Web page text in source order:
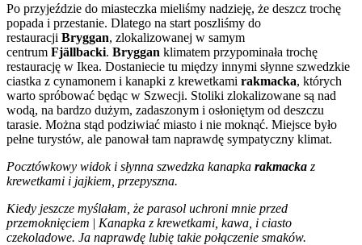
Po przyjeździe do miasteczka mieliśmy nadzieję, że deszcz trochę
popada i przestanie. Dlatego na start poszliśmy do
restauracji Bryggan, zlokalizowanej w samym
centrum Fjällbacki. Bryggan klimatem przypominała trochę
restaurację w Ikea. Dostaniecie tu między innymi słynne szwedzkie
ciastka z cynamonem i kanapki z krewetkami rakmacka, których
warto spróbować będąc w Szwecji. Stoliki zlokalizowane są nad
wodą, na bardzo dużym, zadaszonym i osłoniętym od deszczu
tarasie. Można stąd podziwiać miasto i nie moknąć. Miejsce było
pełne turystów, ale panował tam naprawdę sympatyczny klimat.
Pocztówkowy widok i słynna szwedzka kanapka rakmacka z
krewetkami i jajkiem, przepyszna.
Kiedy jeszcze myślałam, że parasol uchroni mnie przed
przemoknięciem | Kanapka z krewetkami, kawa, i ciasto
czekoladowe. Ja naprawdę lubię takie połączenie smaków.